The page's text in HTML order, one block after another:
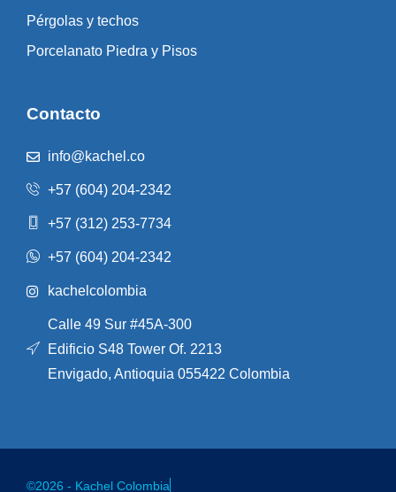
Pérgolas y techos
Porcelanato Piedra y Pisos
Contacto
info@kachel.co
+57 (604) 204-2342
+57 (312) 253-7734
+57 (604) 204-2342
kachelcolombia
Calle 49 Sur #45A-300
Edificio S48 Tower Of. 2213
Envigado, Antioquia 055422 Colombia
©2026 - Kachel Colombia